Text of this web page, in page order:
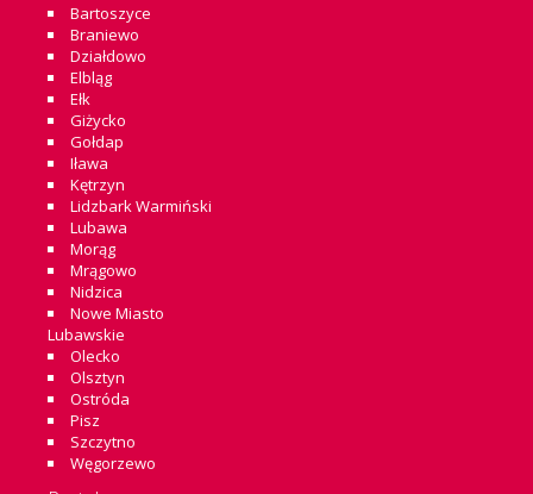
Bartoszyce
Braniewo
Działdowo
Elbląg
Ełk
Giżycko
Gołdap
Iława
Kętrzyn
Lidzbark Warmiński
Lubawa
Morąg
Mrągowo
Nidzica
Nowe Miasto
Lubawskie
Olecko
Olsztyn
Ostróda
Pisz
Szczytno
Węgorzewo